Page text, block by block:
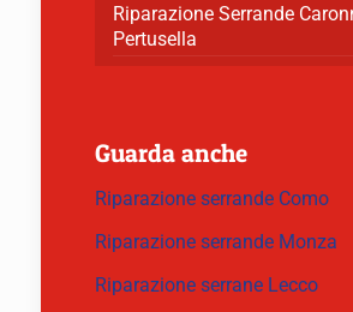
Riparazione Serrande
Pertusella
Guarda anche
Riparazione serrande Como
Riparazione serrande Monza
Riparazione serrane Lecco